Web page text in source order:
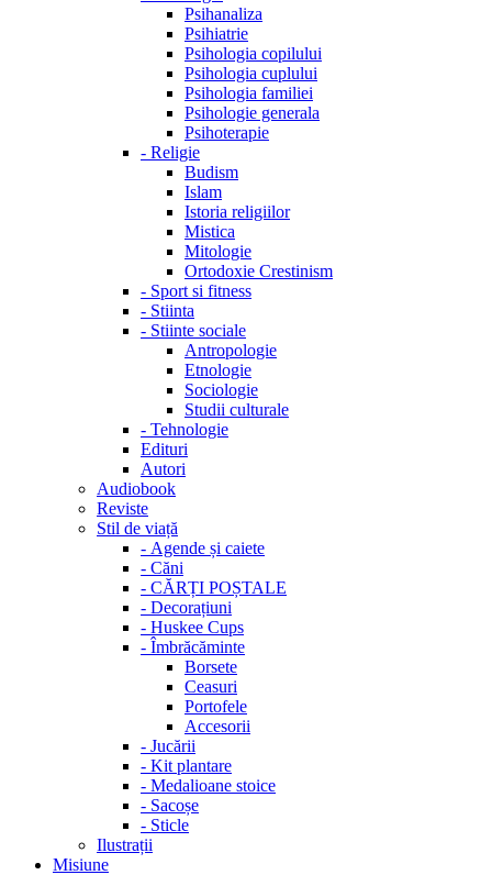
Psihanaliza
Psihiatrie
Psihologia copilului
Psihologia cuplului
Psihologia familiei
Psihologie generala
Psihoterapie
- Religie
Budism
Islam
Istoria religiilor
Mistica
Mitologie
Ortodoxie Crestinism
- Sport si fitness
- Stiinta
- Stiinte sociale
Antropologie
Etnologie
Sociologie
Studii culturale
- Tehnologie
Edituri
Autori
Audiobook
Reviste
Stil de viață
- Agende și caiete
- Căni
- CĂRȚI POȘTALE
- Decorațiuni
- Huskee Cups
- Îmbrăcăminte
Borsete
Ceasuri
Portofele
Accesorii
- Jucării
- Kit plantare
- Medalioane stoice
- Sacoșe
- Sticle
Ilustrații
Misiune